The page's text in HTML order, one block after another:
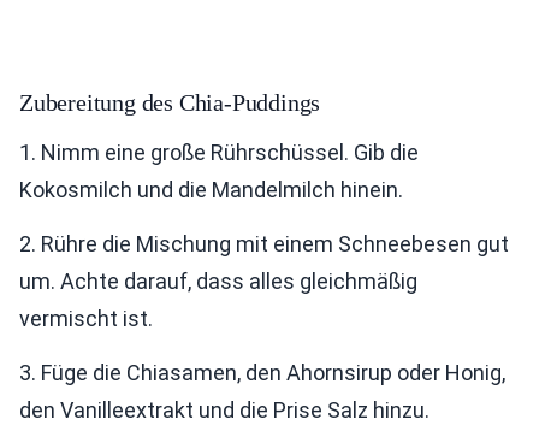
Zubereitung des Chia-Puddings
1. Nimm eine große Rührschüssel. Gib die
Kokosmilch und die Mandelmilch hinein.
2. Rühre die Mischung mit einem Schneebesen gut
um. Achte darauf, dass alles gleichmäßig
vermischt ist.
3. Füge die Chiasamen, den Ahornsirup oder Honig,
den Vanilleextrakt und die Prise Salz hinzu.